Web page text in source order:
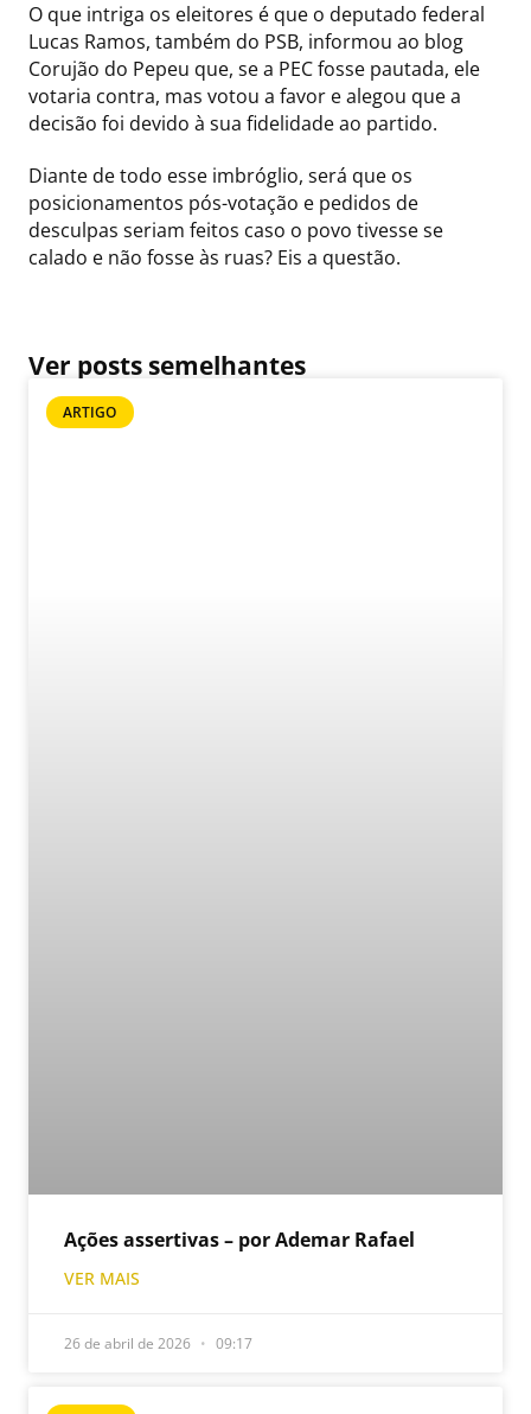
O que intriga os eleitores é que o deputado federal
Lucas Ramos, também do PSB, informou ao blog
Corujão do Pepeu que, se a PEC fosse pautada, ele
votaria contra, mas votou a favor e alegou que a
decisão foi devido à sua fidelidade ao partido.
Diante de todo esse imbróglio, será que os
posicionamentos pós-votação e pedidos de
desculpas seriam feitos caso o povo tivesse se
calado e não fosse às ruas? Eis a questão.
Ver posts semelhantes
ARTIGO
Ações assertivas – por Ademar Rafael
VER MAIS
26 de abril de 2026 09:17